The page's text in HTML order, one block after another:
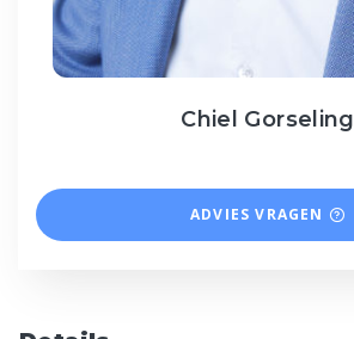
Chiel Gorseling
ADVIES VRAGEN